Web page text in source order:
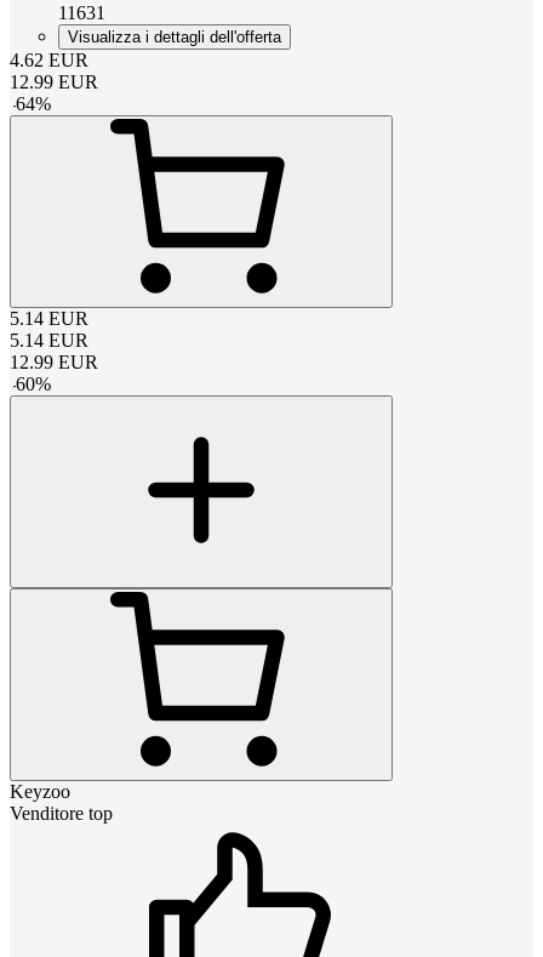
11631
Visualizza i dettagli dell'offerta
4.62 EUR
12.99 EUR
-64%
5.14 EUR
5.14 EUR
12.99 EUR
-60%
Keyzoo
Venditore top